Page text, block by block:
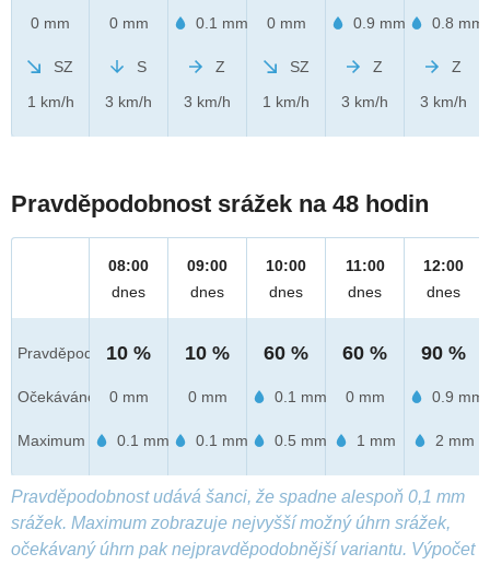
0 mm
SZ
1 km/h
0 mm
S
3 km/h
0.1 mm
Z
3 km/h
0 mm
SZ
1 km/h
0.9 mm
Z
3 km/h
0.8 mm
Z
3 km/h
Pravděpodobnost srážek na 48 hodin
Pravděpod.
Očekáváno
Maximum
08:00
dnes
10 %
0 mm
0.1 mm
09:00
dnes
10 %
0 mm
0.1 mm
10:00
dnes
60 %
0.1 mm
0.5 mm
11:00
dnes
60 %
0 mm
1 mm
12:00
dnes
90 %
0.9 mm
2 mm
Pravděpodobnost udává šanci, že spadne alespoň 0,1 mm
srážek. Maximum zobrazuje nejvyšší možný úhrn srážek,
očekávaný úhrn pak nejpravděpodobnější variantu. Výpočet